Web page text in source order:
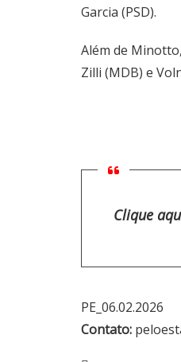
Garcia (PSD).
Além de
Zilli (MDB) e
Clique
PE_06.02.2026
Contato: